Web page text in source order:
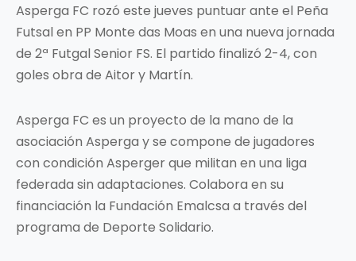
Asperga FC rozó este jueves puntuar ante el Peña
Futsal en PP Monte das Moas en una nueva jornada
de 2ª Futgal Senior FS. El partido finalizó 2-4, con
goles obra de Aitor y Martín.
Asperga FC es un proyecto de la mano de la
asociación Asperga y se compone de jugadores
con condición Asperger que militan en una liga
federada sin adaptaciones. Colabora en su
financiación la Fundación Emalcsa a través del
programa de Deporte Solidario.